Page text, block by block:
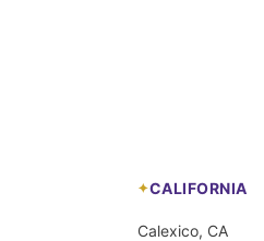
CALIFORNIA
Calexico, CA